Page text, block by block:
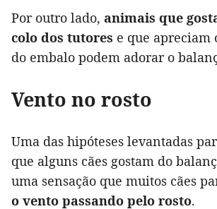
Por outro lado, animais que
colo dos tutores e que apreciam
do embalo podem adorar o
Vento no rosto
Uma das hipóteses levantadas
que alguns cães gostam do
uma sensação que muitos cães
o vento passando pelo rosto.